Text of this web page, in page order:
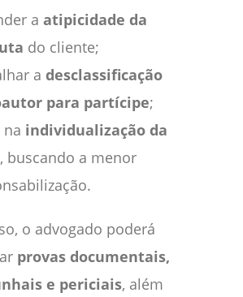
a atipicidade da
do cliente;
a desclassificação
para partícipe;
na individualização da
, buscando a menor
o advogado poderá
provas documentais,
e periciais, além